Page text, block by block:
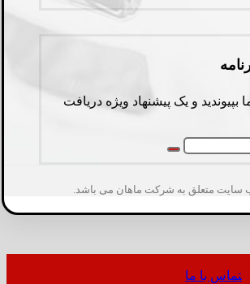
بپیوندید و یک پیشنهاد ویژه دریافت
سایت متعلق به شرکت ماهان می باشد.
تماس با ما